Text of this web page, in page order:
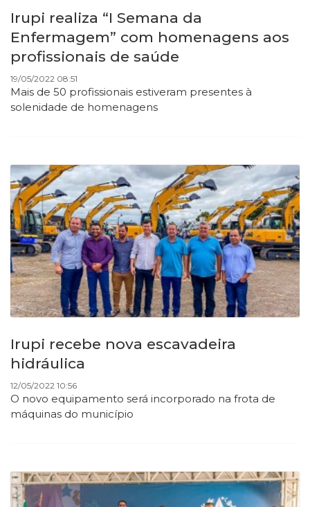
Irupi realiza “I Semana da
Enfermagem” com homenagens aos
profissionais de saúde
19/05/2022 08:51
Mais de 50 profissionais estiveram presentes à
solenidade de homenagens
Irupi recebe nova escavadeira
hidráulica
12/05/2022 10:56
O novo equipamento será incorporado na frota de
máquinas do município